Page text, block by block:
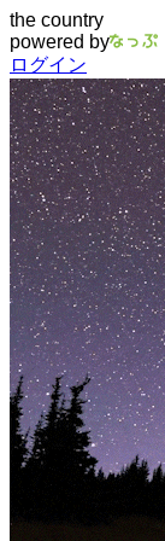
the country
powered by
ログイン